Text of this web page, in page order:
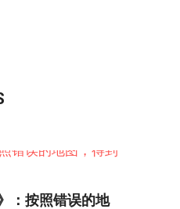
：按照错误的地